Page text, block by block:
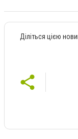
Діліться цією